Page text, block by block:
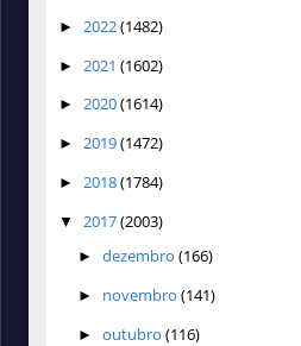
► 2022(1482)
► 2021 (1602)
► 2020(1614)
► 2019(1472)
► 2018(1784)
▼ 2017(2003)
► dezembro (166)
► novembro (141)
► outubro (116)